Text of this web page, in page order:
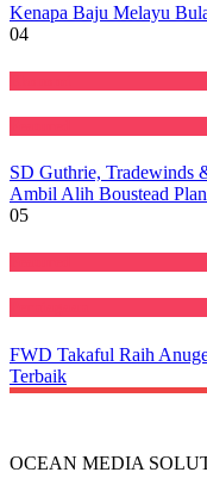
Kenapa Baju Melayu
04
SD Guthrie, Tradewinds
Ambil Alih Boustead
05
FWD Takaful Raih
Terbaik
OCEAN MEDIA